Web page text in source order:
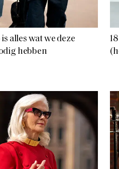
alles wat we deze
hebben